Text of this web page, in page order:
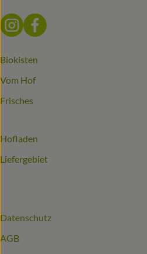
Externer Link zu https://
Externer Link zu
Biokisten
Vom Hof
Frisches
Hofladen
Liefergebiet
Datenschutz
AGB